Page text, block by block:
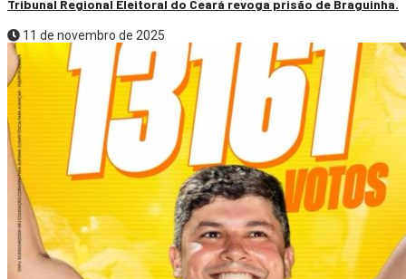
Tribunal Regional Eleitoral do Ceará revoga prisão de Braguinha.
11 de novembro de 2025